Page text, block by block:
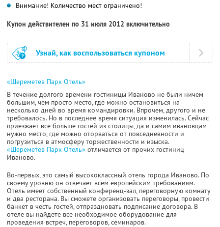
Внимание! Количество мест ограничено!
Купон действителен по 31 июля 2012 включительно
Узнай, как воспользоваться купоном
«Шереметев Парк Отель»
В течение долгого времени гостиницы Иваново не были ничем
большим, чем просто место, где можно остановиться на
несколько дней во время командировки. Впрочем, другого и не
требовалось. Но в последнее время ситуация изменилась. Сейчас
приезжает все больше гостей из столицы, да и самим ивановцам
нужно место, где можно оторваться от повседневности и
погрузиться в атмосферу торжественности и изыска.
«Шереметев Парк Отель» отличается от прочих гостиниц
Иваново.
Во-первых, это самый высококлассный отель города Иваново. По
своему уровню он отвечает всем европейским требованиям.
Отель имеет собственный конференц-зал, переговорную комнату
и два ресторана. Вы сможете организовать переговоры, провести
банкет в честь гостей, отпраздновать подписание договора. В
отеле вы найдете все необходимое оборудование для
проведения встреч, переговоров, семинаров.